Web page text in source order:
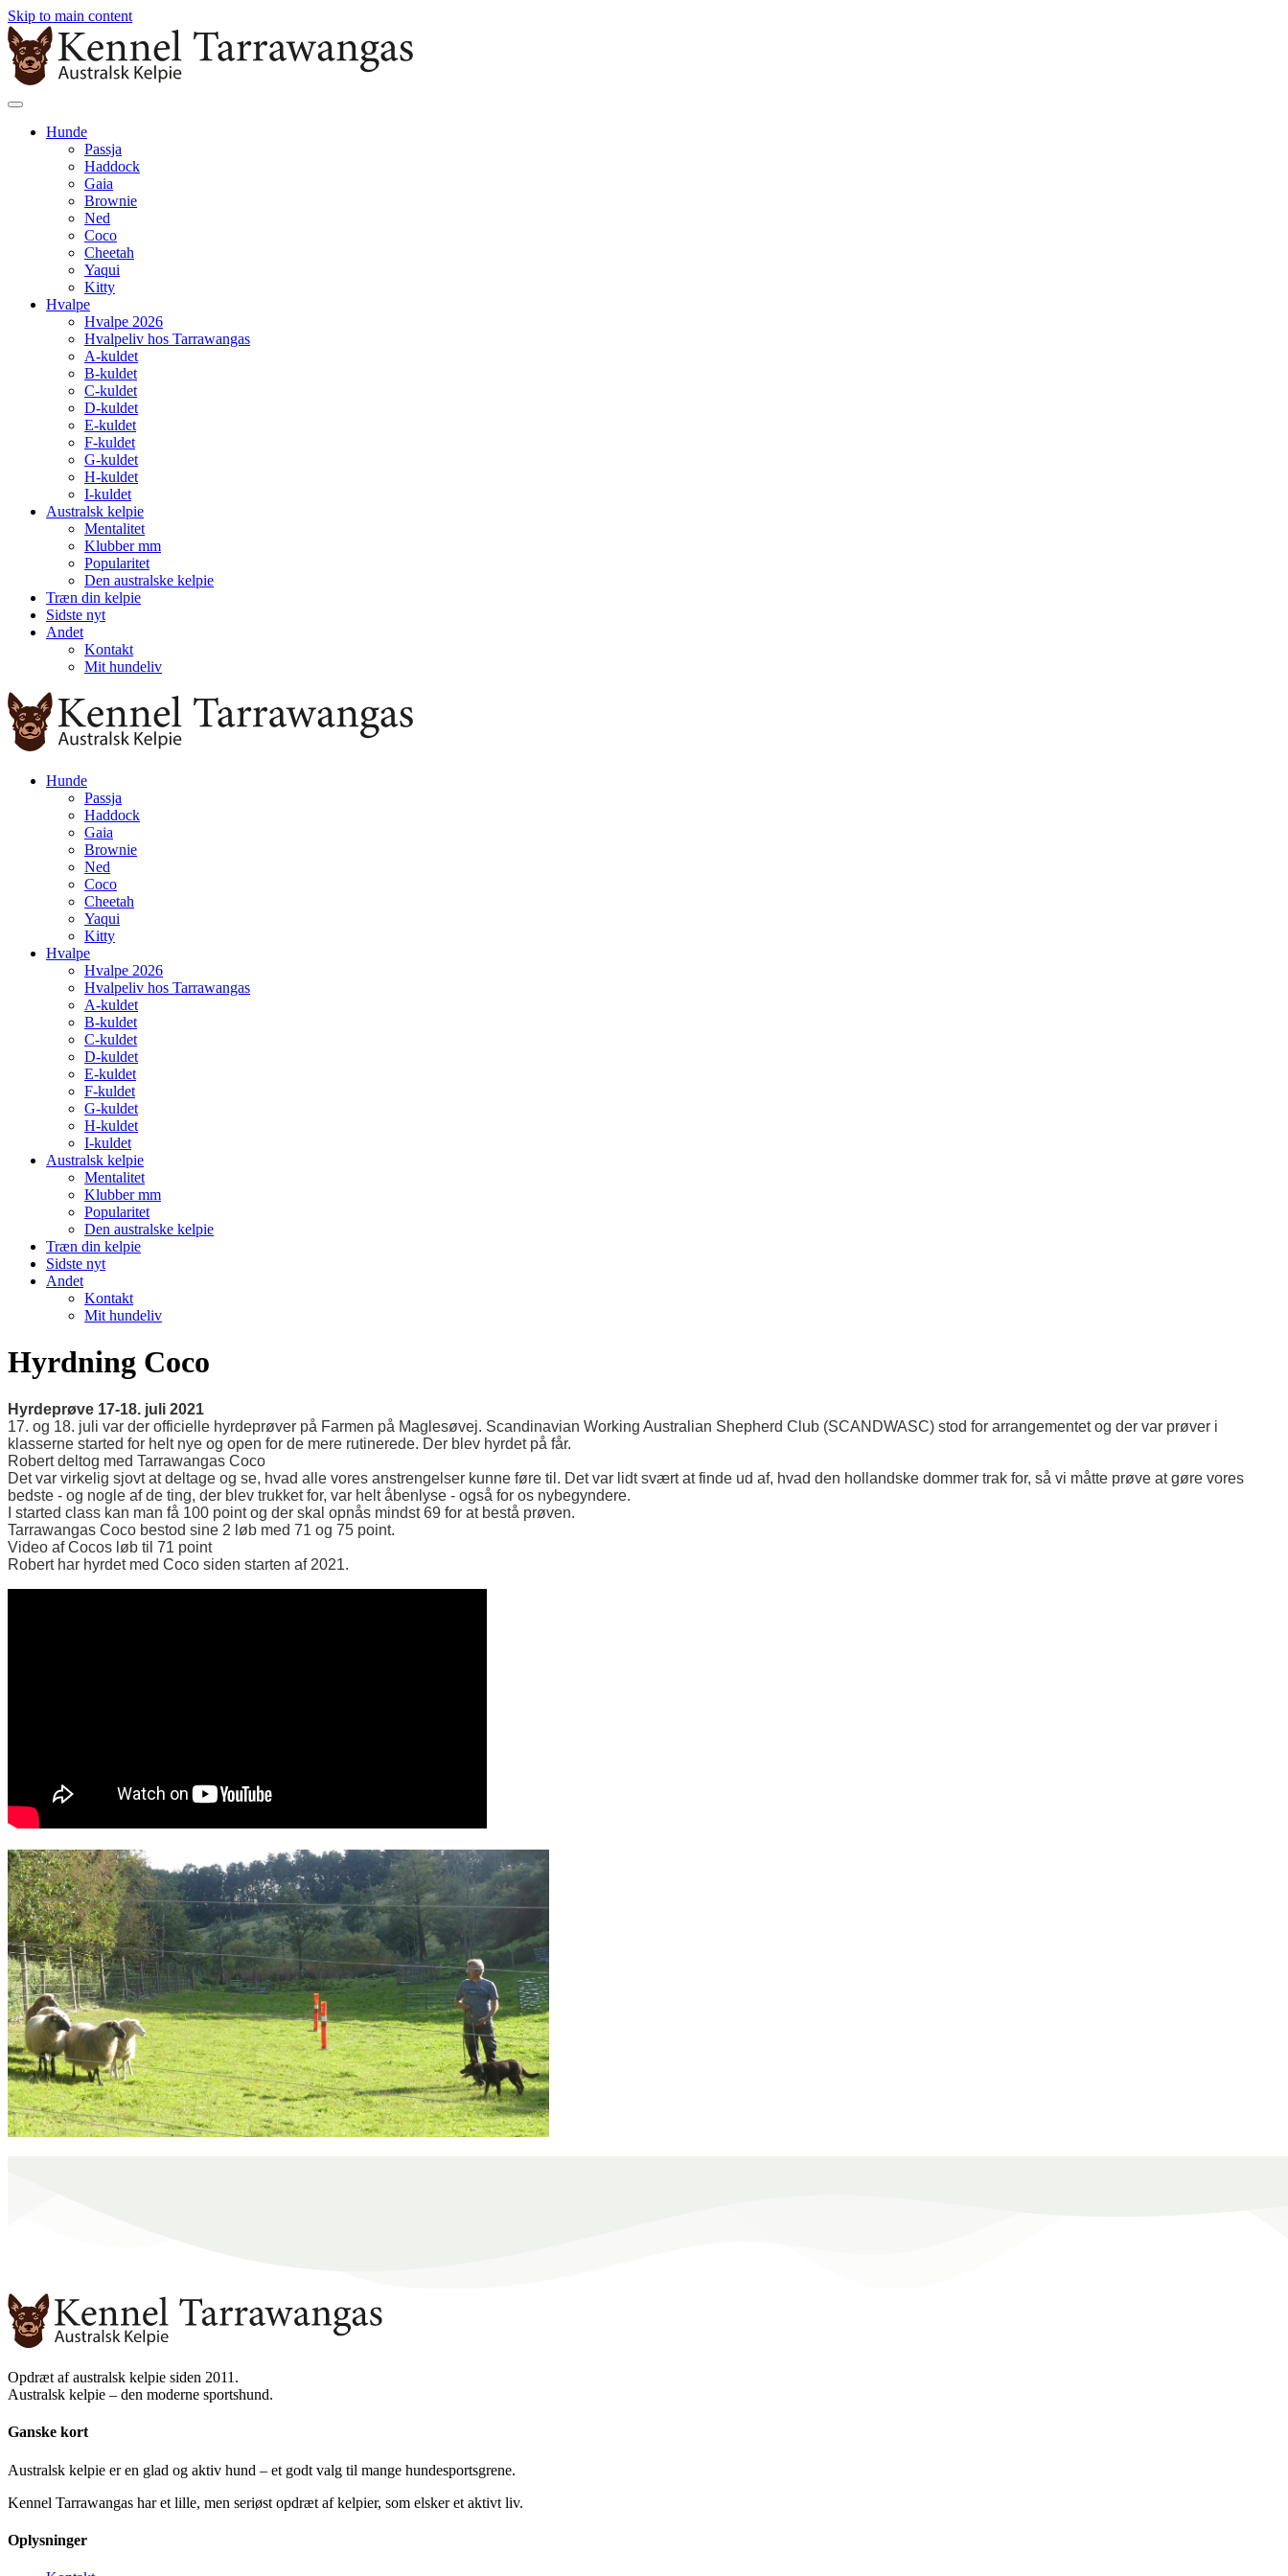
Skip to main content
Hunde
Passja
Haddock
Gaia
Brownie
Ned
Coco
Cheetah
Yaqui
Kitty
Hvalpe
Hvalpe 2026
Hvalpeliv hos Tarrawangas
A-kuldet
B-kuldet
C-kuldet
D-kuldet
E-kuldet
F-kuldet
G-kuldet
H-kuldet
I-kuldet
Australsk kelpie
Mentalitet
Klubber mm
Popularitet
Den australske kelpie
Træn din kelpie
Sidste nyt
Andet
Kontakt
Mit hundeliv
Hunde
Passja
Haddock
Gaia
Brownie
Ned
Coco
Cheetah
Yaqui
Kitty
Hvalpe
Hvalpe 2026
Hvalpeliv hos Tarrawangas
A-kuldet
B-kuldet
C-kuldet
D-kuldet
E-kuldet
F-kuldet
G-kuldet
H-kuldet
I-kuldet
Australsk kelpie
Mentalitet
Klubber mm
Popularitet
Den australske kelpie
Træn din kelpie
Sidste nyt
Andet
Kontakt
Mit hundeliv
Hyrdning Coco
Hyrdeprøve 17-18. juli 2021
17. og 18. juli var der officielle hyrdeprøver på Farmen på Maglesøvej. Scandinavian Working Australian Shepherd Club (SCANDWASC) stod for arrangementet og der var prøver i
klasserne started for helt nye og open for de mere rutinerede. Der blev hyrdet på får.
Robert deltog med Tarrawangas Coco
Det var virkelig sjovt at deltage og se, hvad alle vores anstrengelser kunne føre til. Det var lidt svært at finde ud af, hvad den hollandske dommer trak for, så vi måtte prøve at gøre vores
bedste - og nogle af de ting, der blev trukket for, var helt åbenlyse - også for os nybegyndere.
I started class kan man få 100 point og der skal opnås mindst 69 for at bestå prøven.
Tarrawangas Coco bestod sine 2 løb med 71 og 75 point.
Video af Cocos løb til 71 point
Robert har hyrdet med Coco siden starten af 2021.
Opdræt af australsk kelpie siden 2011.
Australsk kelpie – den moderne sportshund.
Ganske kort
Australsk kelpie er en glad og aktiv hund – et godt valg til mange hundesportsgrene.
Kennel Tarrawangas har et lille, men seriøst opdræt af kelpier, som elsker et aktivt liv.
Oplysninger